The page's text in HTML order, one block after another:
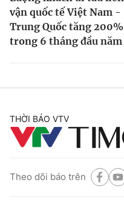
vận quốc tế Việt Nam -
Trung Quốc tăng 200%
trong 6 tháng đầu năm
THỜI BÁO VTV
Theo dõi báo trên